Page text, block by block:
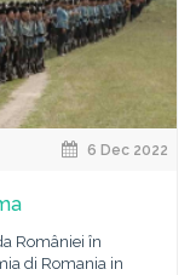
6 Dec 2022
României în
di Romania in